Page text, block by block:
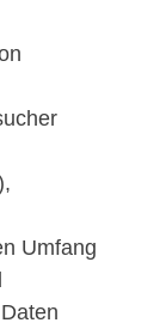
Umfang